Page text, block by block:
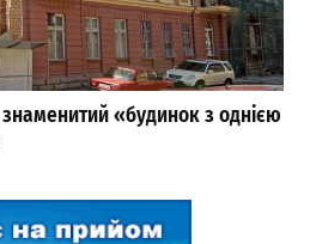
знаменитий «будинок з однією